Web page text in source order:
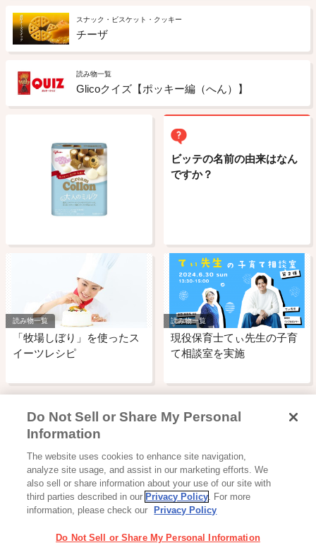
スナック・ビスケット・クッキー
チーザ
読み物一覧
Glicoクイズ【ポッキー編（へん）】
ビッテの名前の由来はなん
ですか？
読み物一覧
「牧場しぼり」を使ったス
イーツレシピ
読み物一覧
現役保育士てぃ先生の子育
て相談室を実施
Glicoからの最新情報を受け取る
プライバシーポリシー ソーシャルメディアポリシー サイトマップ
Do Not Sell or Share My Personal
Information
The website uses cookies to enhance site navigation,
analyze site usage, and assist in our marketing efforts. We
also sell or share information about your use of our site with
third parties described in our Privacy Policy. For more
information, please check our
Privacy Policy
Do Not Sell or Share My Personal Information